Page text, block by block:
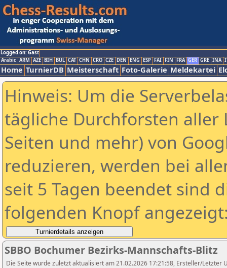
Logged on: Gast
Arabic ARM AZE BIH BUL CAT CHN CRO CZE DEN ENG ESP FAI FIN FRA GER GRE INA
Home TurnierDB Meisterschaft Foto-Galerie Meldekartei
Hinweis: Um die
tägliche Durchforsten aller
Seiten und mehr) von
reduzieren, werden bei
seit 5 Tagen beendet sind
folgenden Knopf
SBBO Bochumer Bezirks-Mannschafts-Blitz
Die Seite wurde zuletzt aktualisiert am 21.02.2026 17:21:58, Ersteller/Letzter